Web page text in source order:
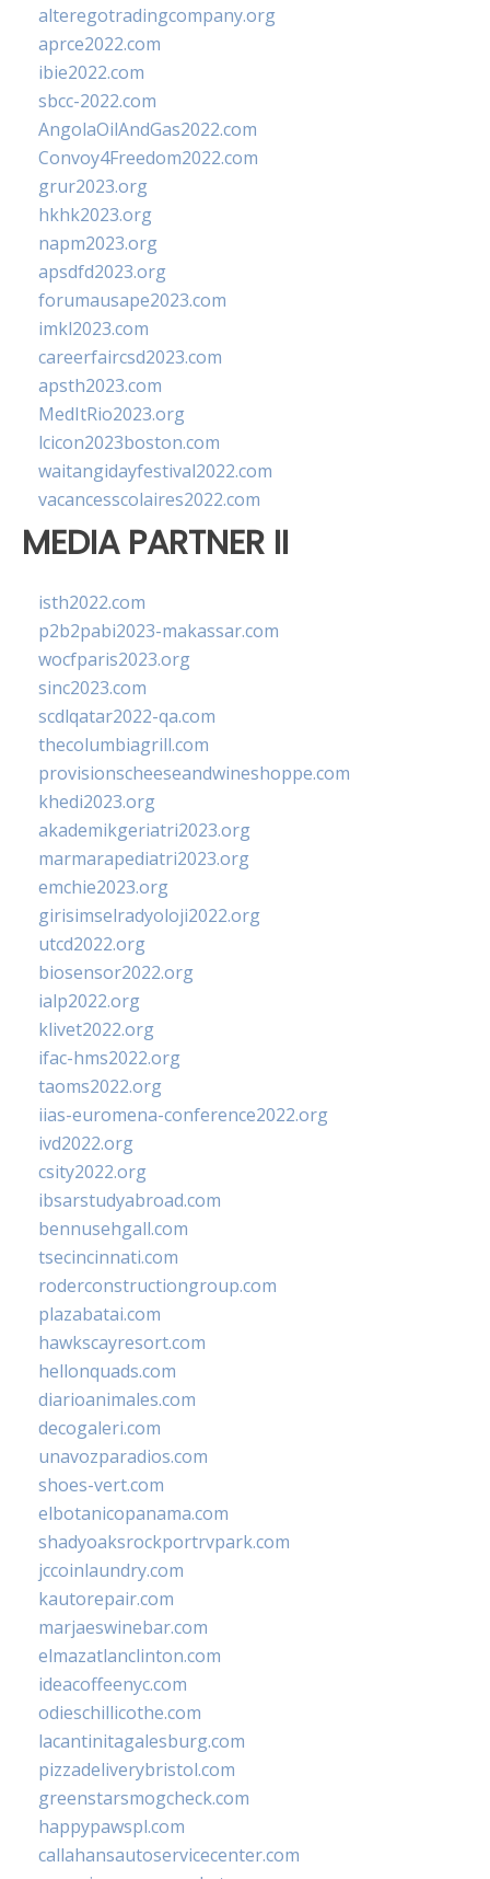
alteregotradingcompany.org
aprce2022.com
ibie2022.com
sbcc-2022.com
AngolaOilAndGas2022.com
Convoy4Freedom2022.com
grur2023.org
hkhk2023.org
napm2023.org
apsdfd2023.org
forumausape2023.com
imkl2023.com
careerfaircsd2023.com
apsth2023.com
MedItRio2023.org
lcicon2023boston.com
waitangidayfestival2022.com
vacancesscolaires2022.com
MEDIA PARTNER II
isth2022.com
p2b2pabi2023-makassar.com
wocfparis2023.org
sinc2023.com
scdlqatar2022-qa.com
thecolumbiagrill.com
provisionscheeseandwineshoppe.com
khedi2023.org
akademikgeriatri2023.org
marmarapediatri2023.org
emchie2023.org
girisimselradyoloji2022.org
utcd2022.org
biosensor2022.org
ialp2022.org
klivet2022.org
ifac-hms2022.org
taoms2022.org
iias-euromena-conference2022.org
ivd2022.org
csity2022.org
ibsarstudyabroad.com
bennusehgall.com
tsecincinnati.com
roderconstructiongroup.com
plazabatai.com
hawkscayresort.com
hellonquads.com
diarioanimales.com
decogaleri.com
unavozparadios.com
shoes-vert.com
elbotanicopanama.com
shadyoaksrockportrvpark.com
jccoinlaundry.com
kautorepair.com
marjaeswinebar.com
elmazatlanclinton.com
ideacoffeenyc.com
odieschillicothe.com
lacantinitagalesburg.com
pizzadeliverybristol.com
greenstarsmogcheck.com
happypawspl.com
callahansautoservicecenter.com